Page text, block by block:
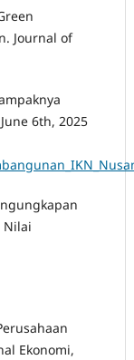
Journal of
6th, 2025
Nilai
Ekonomi,